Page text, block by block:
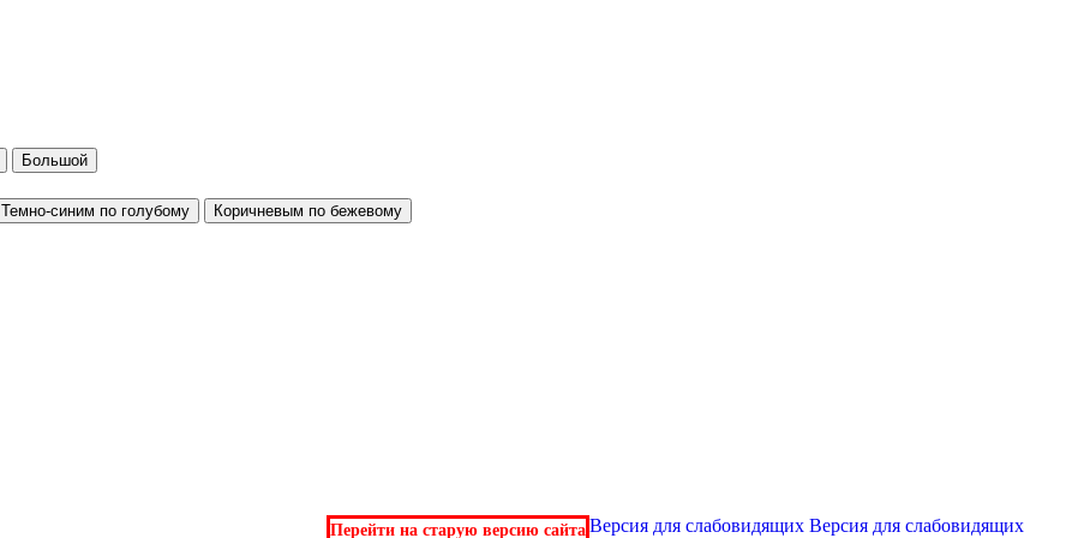
Большой
Темно-синим по голубому Коричневым по бежевому
Перейти на старую версию сайта Версия для слабовидящихВерсия для слабовидящих